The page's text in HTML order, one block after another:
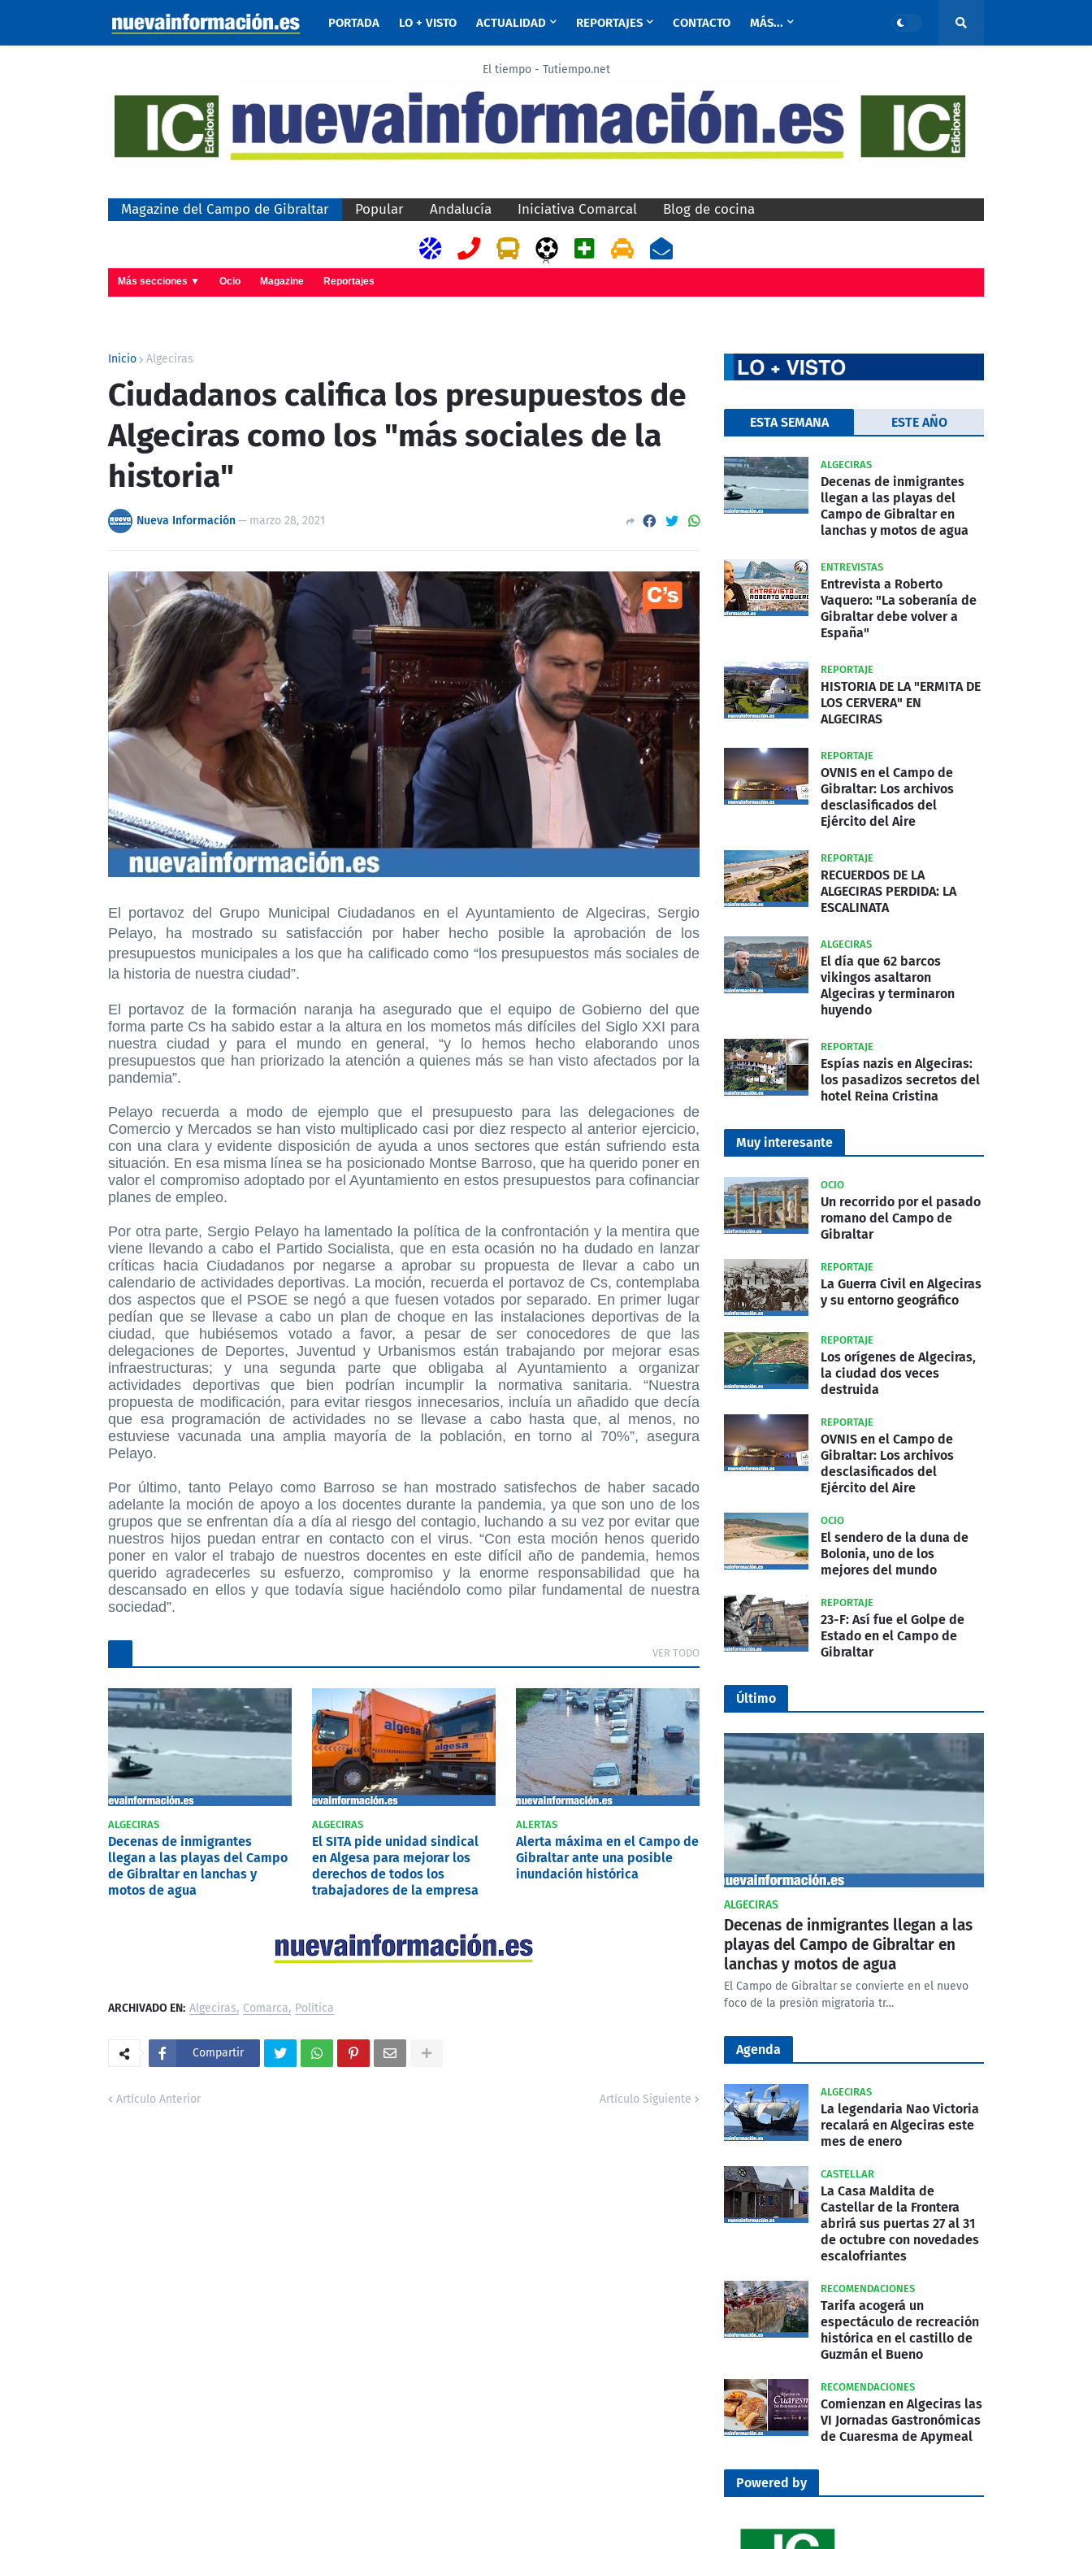
PORTADA LO + VISTO ACTUALIDAD REPORTAJES CONTACTO MÁS...
El tiempo - Tutiempo.net
Magazine del Campo de Gibraltar Popular Andalucía Iniciativa Comarcal Blog de cocina
A
Más secciones ▼ Ocio Magazine Reportajes
Inicio Algeciras
Ciudadanos califica los presupuestos de
Algeciras como los "más sociales de la
historia"
Nueva Información— marzo 28, 2021
El portavoz del Grupo Municipal Ciudadanos en el Ayuntamiento de Algeciras, Sergio
Pelayo, ha mostrado su satisfacción por haber hecho posible la aprobación de los
presupuestos municipales a los que ha calificado como “los presupuestos más sociales de
la historia de nuestra ciudad”.
El portavoz de la formación naranja ha asegurado que el equipo de Gobierno del que
forma parte Cs ha sabido estar a la altura en los mometos más difíciles del Siglo XXI para
nuestra ciudad y para el mundo en general, “y lo hemos hecho elaborando unos
presupuestos que han priorizado la atención a quienes más se han visto afectados por la
pandemia”.
Pelayo recuerda a modo de ejemplo que el presupuesto para las delegaciones de
Comercio y Mercados se han visto multiplicado casi por diez respecto al anterior ejercicio,
con una clara y evidente disposición de ayuda a unos sectores que están sufriendo esta
situación. En esa misma línea se ha posicionado Montse Barroso, que ha querido poner en
valor el compromiso adoptado por el Ayuntamiento en estos presupuestos para cofinanciar
planes de empleo.
Por otra parte, Sergio Pelayo ha lamentado la política de la confrontación y la mentira que
viene llevando a cabo el Partido Socialista, que en esta ocasión no ha dudado en lanzar
críticas hacia Ciudadanos por negarse a aprobar su propuesta de llevar a cabo un
calendario de actividades deportivas. La moción, recuerda el portavoz de Cs, contemplaba
dos aspectos que el PSOE se negó a que fuesen votados por separado. En primer lugar
pedían que se llevase a cabo un plan de choque en las instalaciones deportivas de la
ciudad, que hubiésemos votado a favor, a pesar de ser conocedores de que las
delegaciones de Deportes, Juventud y Urbanismos están trabajando por mejorar esas
infraestructuras; y una segunda parte que obligaba al Ayuntamiento a organizar
actividades deportivas que bien podrían incumplir la normativa sanitaria. “Nuestra
propuesta de modificación, para evitar riesgos innecesarios, incluía un añadido que decía
que esa programación de actividades no se llevase a cabo hasta que, al menos, no
estuviese vacunada una amplia mayoría de la población, en torno al 70%”, asegura
Pelayo.
Por último, tanto Pelayo como Barroso se han mostrado satisfechos de haber sacado
adelante la moción de apoyo a los docentes durante la pandemia, ya que son uno de los
grupos que se enfrentan día a día al riesgo del contagio, luchando a su vez por evitar que
nuestros hijos puedan entrar en contacto con el virus. “Con esta moción henos querido
poner en valor el trabajo de nuestros docentes en este difícil año de pandemia, hemos
querido agradecerles su esfuerzo, compromiso y la enorme responsabilidad que ha
descansado en ellos y que todavía sigue haciéndolo como pilar fundamental de nuestra
sociedad”.
VER TODO
ALGECIRAS
Decenas de inmigrantes
llegan a las playas del Campo
de Gibraltar en lanchas y
motos de agua
ALGECIRAS
El SITA pide unidad sindical
en Algesa para mejorar los
derechos de todos los
trabajadores de la empresa
ALERTAS
Alerta máxima en el Campo de
Gibraltar ante una posible
inundación histórica
ARCHIVADO EN: Algeciras Comarca Política
Compartir
Artículo Anterior Artículo Siguiente
ESTA SEMANA ESTE AÑO
ALGECIRAS
Decenas de inmigrantes
llegan a las playas del
Campo de Gibraltar en
lanchas y motos de agua
ENTREVISTAS
Entrevista a Roberto
Vaquero: "La soberanía de
Gibraltar debe volver a
España"
REPORTAJE
HISTORIA DE LA "ERMITA DE
LOS CERVERA" EN
ALGECIRAS
REPORTAJE
OVNIS en el Campo de
Gibraltar: Los archivos
desclasificados del
Ejército del Aire
REPORTAJE
RECUERDOS DE LA
ALGECIRAS PERDIDA: LA
ESCALINATA
ALGECIRAS
El día que 62 barcos
vikingos asaltaron
Algeciras y terminaron
huyendo
REPORTAJE
Espías nazis en Algeciras:
los pasadizos secretos del
hotel Reina Cristina
Muy interesante
OCIO
Un recorrido por el pasado
romano del Campo de
Gibraltar
REPORTAJE
La Guerra Civil en Algeciras
y su entorno geográfico
REPORTAJE
Los orígenes de Algeciras,
la ciudad dos veces
destruida
REPORTAJE
OVNIS en el Campo de
Gibraltar: Los archivos
desclasificados del
Ejército del Aire
OCIO
El sendero de la duna de
Bolonia, uno de los
mejores del mundo
REPORTAJE
23-F: Así fue el Golpe de
Estado en el Campo de
Gibraltar
Último
ALGECIRAS
Decenas de inmigrantes llegan a las
playas del Campo de Gibraltar en
lanchas y motos de agua
El Campo de Gibraltar se convierte en el nuevo
foco de la presión migratoria tr…
Agenda
ALGECIRAS
La legendaria Nao Victoria
recalará en Algeciras este
mes de enero
CASTELLAR
La Casa Maldita de
Castellar de la Frontera
abrirá sus puertas 27 al 31
de octubre con novedades
escalofriantes
RECOMENDACIONES
Tarifa acogerá un
espectáculo de recreación
histórica en el castillo de
Guzmán el Bueno
RECOMENDACIONES
Comienzan en Algeciras las
VI Jornadas Gastronómicas
de Cuaresma de Apymeal
Powered by